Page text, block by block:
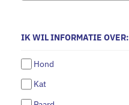
IK WIL INFORMATIE OVER:
Hond
Kat